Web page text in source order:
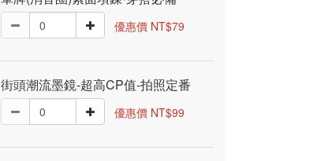
優惠價 NT$79
街頭潮流墨鏡-超高CP值-拍照定番
優惠價 NT$99